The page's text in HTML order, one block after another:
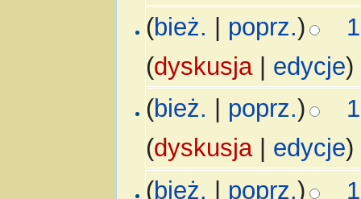
(bież. poprz.)
(dyskusja| edycje)
(bież. poprz.)
(dyskusja| edycje)
(bież. | poprz.)